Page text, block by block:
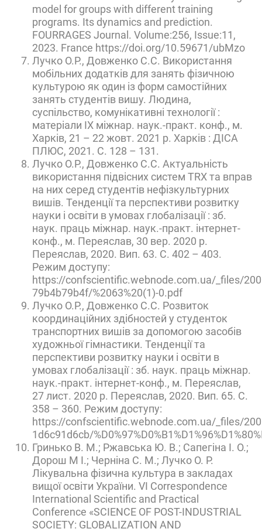
model for groups with different training
programs. Its dynamics and prediction.
FOURRAGES Journal. Volume:256, Issue:11,
2023. France https://doi.org/10.59671/ubMzo
Лучко О.Р., Довженко С.С. Використання
мобільних додатків для занять фізичною
культурою як один із форм самостійних
занять студентів вишу. Людина,
суспільство, комунікативні технології :
матеріали ІХ міжнар. наук.-практ. конф., м.
Харків, 21 – 22 жовт. 2021 р. Харків : ДІСА
ПЛЮС, 2021. С. 128 – 131.
Лучко О.Р., Довженко С.С. Актуальність
використання підвісних систем TRX та вправ
на них серед студентів нефізкультурних
вишів. Тенденції та перспективи розвитку
науки і освіти в умовах глобалізації : зб.
наук. праць міжнар. наук.-практ. інтернет-
конф., м. Переяслав, 30 вер. 2020 р.
Переяслав, 2020. Вип. 63. С. 402 – 403.
Режим доступу:
https://confscientific.webnode.com.ua/_files/
79b4b79b4f/%2063%20(1)-0.pdf
Лучко О.Р., Довженко С.С. Розвиток
координаційних здібностей у студенток
транспортних вишів за допомогою засобів
художньої гімнастики. Тенденції та
перспективи розвитку науки і освіти в
умовах глобалізації : зб. наук. праць міжнар.
наук.-практ. інтернет-конф., м. Переяслав,
27 лист. 2020 р. Переяслав, 2020. Вип. 65. С.
358 – 360. Режим доступу:
https://confscientific.webnode.com.ua/_files/
1d6c91d6cb/
Гринько В. М.; Ржавська Ю. В.; Сапегіна І. О.;
Дорош М І.; Черніна С. М.; Лучко О. Р.
Лікувальна фізична культура в закладах
вищої освіти України. VI Correspondence
International Scientific and Practical
Conference «SCIENCE OF POST-INDUSTRIAL
SOCIETY: GLOBALIZATION AND